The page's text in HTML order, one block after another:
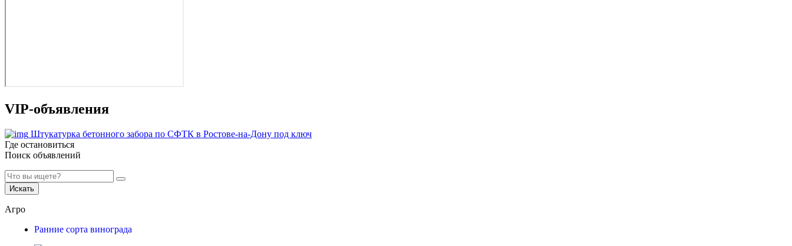
VIP-объявления
Штукатурка бетонного забора по СФТК в Ростове-на-Дону под ключ
Где остановиться
Поиск объявлений
Искать
Агро
Ранние сорта винограда